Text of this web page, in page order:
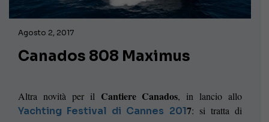
Agosto 2, 2017
Canados 808 Maximus
Altra novità per il Cantiere Canados, in lancio allo
Yachting Festival di Cannes 2017: si tratta di